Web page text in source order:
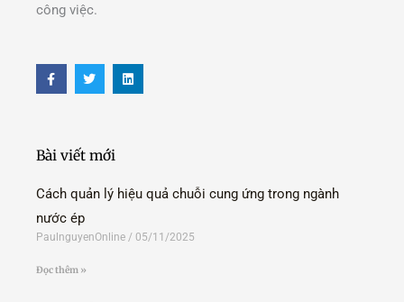
công việc.
F
a
c
k
w
i
i
n
Bài viết mới
Cách quản lý hiệu quả chuỗi cung ứng trong ngành
nước ép
PaulnguyenOnline 05/11/2025
Đọc thêm »